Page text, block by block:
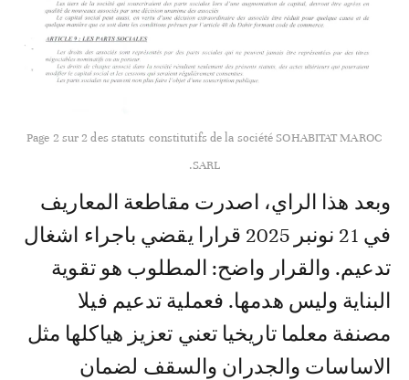
Page 2 sur 2 des statuts constitutifs de la société SOHABITAT MAROC
SARL.
وبعد هذا الراي، اصدرت مقاطعة المعاريف
في 21 نونبر 2025 قرارا يقضي باجراء اشغال
تدعيم. والقرار واضح: المطلوب هو تقوية
البناية وليس هدمها. فعملية تدعيم فيلا
مصنفة معلما تاريخيا تعني تعزيز هياكلها مثل
الاساسات والجدران والسقف لضمان